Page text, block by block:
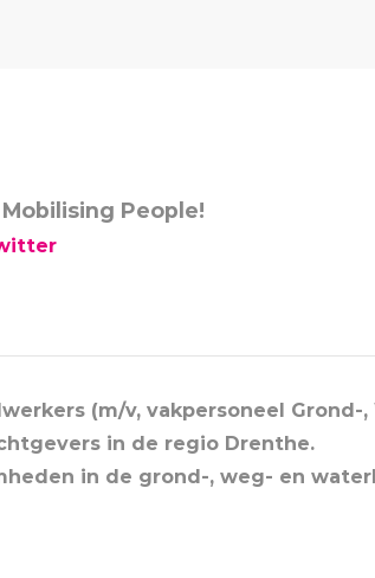
Mobilising People!
(m/v, vakpersoneel Grond-,
in de regio Drenthe.
in de grond-, weg- en